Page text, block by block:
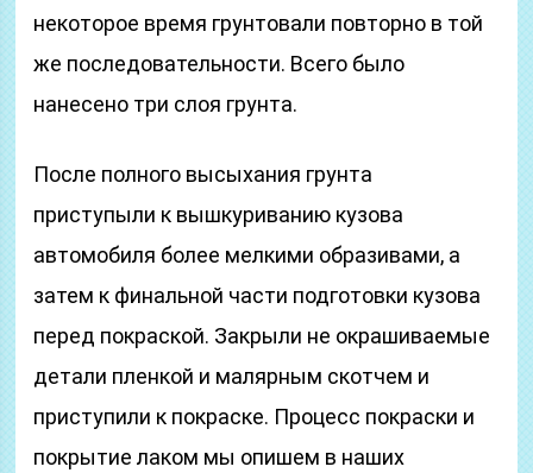
некоторое время грунтовали повторно в той
же последовательности. Всего было
нанесено три слоя грунта.
После полного высыхания грунта
приступыли к вышкуриванию кузова
автомобиля более мелкими образивами, а
затем к финальной части подготовки кузова
перед покраской. Закрыли не окрашиваемые
детали пленкой и малярным скотчем и
приступили к покраске. Процесс покраски и
покрытие лаком мы опишем в наших